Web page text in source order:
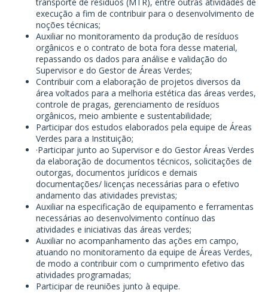
execução a fim de contribuir para o desenvolvimento de
noções técnicas;
Auxiliar no monitoramento da produção de resíduos
orgânicos e o contrato de bota fora desse material,
repassando os dados para análise e validação do
Supervisor e do Gestor de Áreas Verdes;
Contribuir com a elaboração de projetos diversos da
área voltados para a melhoria estética das áreas verdes,
controle de pragas, gerenciamento de resíduos
orgânicos, meio ambiente e sustentabilidade;
Participar dos estudos elaborados pela equipe de Áreas
Verdes para a Instituição;
·Participar junto ao Supervisor e do Gestor Áreas Verdes
da elaboração de documentos técnicos, solicitações de
outorgas, documentos jurídicos e demais
documentações/ licenças necessárias para o efetivo
andamento das atividades previstas;
Auxiliar na especificação de equipamento e ferramentas
necessárias ao desenvolvimento contínuo das
atividades e iniciativas das áreas verdes;
Auxiliar no acompanhamento das ações em campo,
atuando no monitoramento da equipe de Áreas Verdes,
de modo a contribuir com o cumprimento efetivo das
atividades programadas;
Participar de reuniões junto à equipe.